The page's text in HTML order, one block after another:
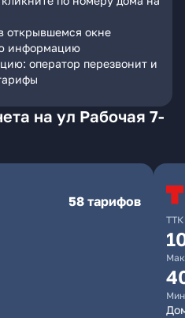
открывшемся окне
информацию
оператор перезвонит и
на ул Рабочая 7-
58 тарифов
ТТК